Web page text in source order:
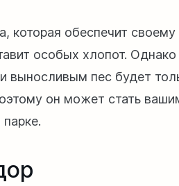
которая обеспечит
особых хлопот.
выносливым пес будет
он может стать